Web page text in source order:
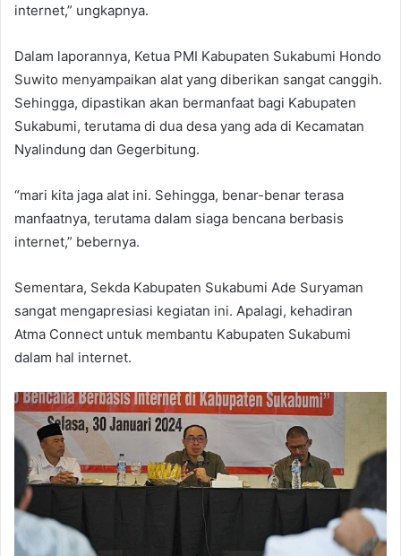
internet,” ungkapnya.
Dalam laporannya, Ketua PMI Kabupaten Sukabumi Hondo
Suwito menyampaikan alat yang diberikan sangat canggih.
Sehingga, dipastikan akan bermanfaat bagi Kabupaten
Sukabumi, terutama di dua desa yang ada di Kecamatan
Nyalindung dan Gegerbitung.
“mari kita jaga alat ini. Sehingga, benar-benar terasa
manfaatnya, terutama dalam siaga bencana berbasis
internet,” bebernya.
Sementara, Sekda Kabupaten Sukabumi Ade Suryaman
sangat mengapresiasi kegiatan ini. Apalagi, kehadiran
Atma Connect untuk membantu Kabupaten Sukabumi
dalam hal internet.